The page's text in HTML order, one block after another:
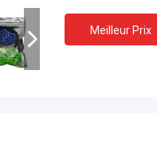
Meilleur Prix